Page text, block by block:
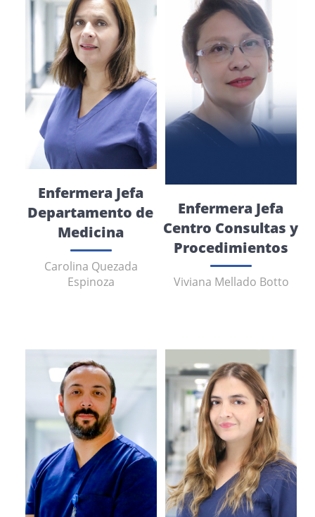
Enfermera Jefa
Departamento de
Medicina
Carolina Quezada
Espinoza
Enfermera Jefa
Centro Consultas y
Procedimientos
Viviana Mellado Botto